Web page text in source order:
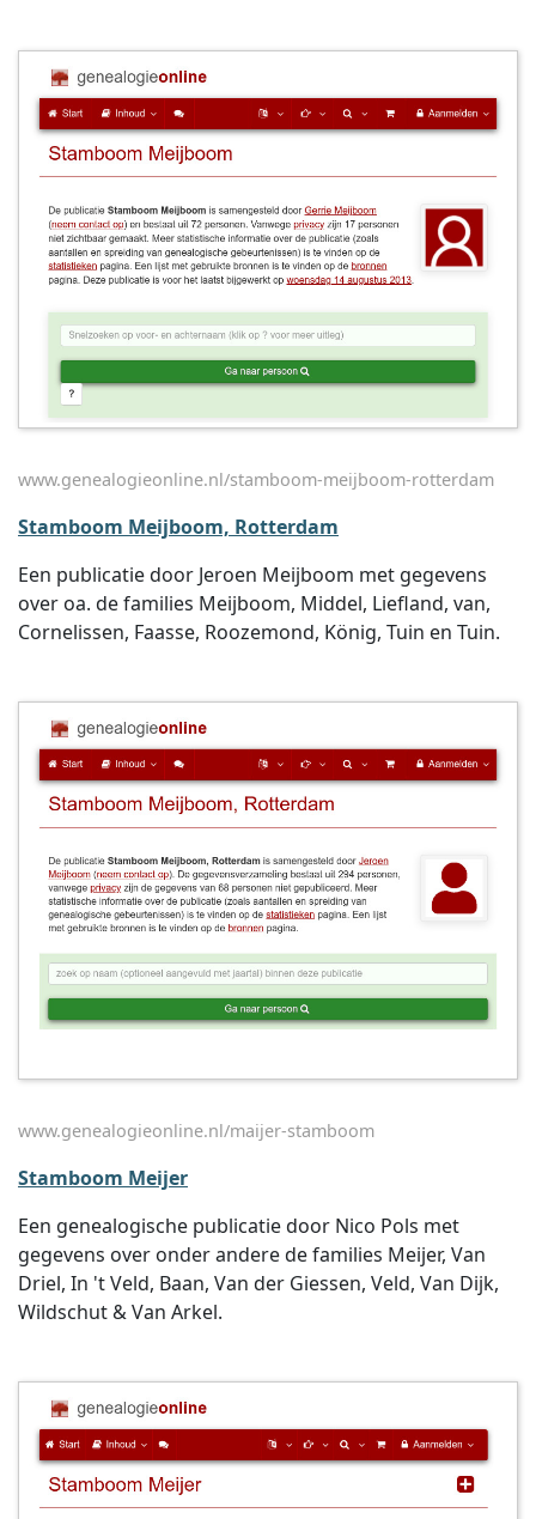
www.genealogieonline.nl/stamboom-meijboom-rotterdam
Stamboom Meijboom, Rotterdam
Een publicatie door Jeroen Meijboom met gegevens
over oa. de families Meijboom, Middel, Liefland, van,
Cornelissen, Faasse, Roozemond, König, Tuin en Tuin.
www.genealogieonline.nl/maijer-stamboom
Stamboom Meijer
Een genealogische publicatie door Nico Pols met
gegevens over onder andere de families Meijer, Van
Driel, In 't Veld, Baan, Van der Giessen, Veld, Van Dijk,
Wildschut & Van Arkel.